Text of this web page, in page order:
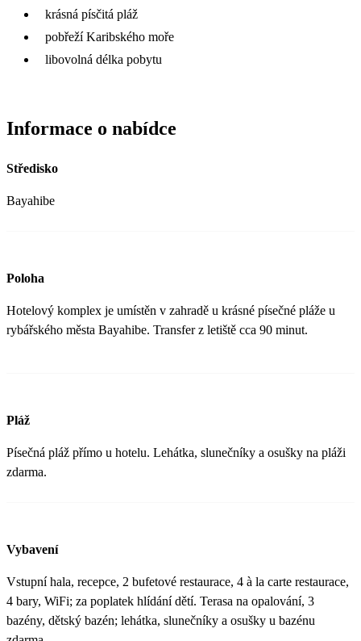
krásná písčitá pláž
pobřeží Karibského moře
libovolná délka pobytu
Informace o nabídce
Středisko
Bayahibe
Poloha
Hotelový komplex je umístěn v zahradě u krásné písečné pláže u
rybářského města Bayahibe. Transfer z letiště cca 90 minut.
Pláž
Písečná pláž přímo u hotelu. Lehátka, slunečníky a osušky na pláži
zdarma.
Vybavení
Vstupní hala, recepce, 2 bufetové restaurace, 4 à la carte restaurace,
4 bary, WiFi; za poplatek hlídání dětí. Terasa na opalování, 3
bazény, dětský bazén; lehátka, slunečníky a osušky u bazénu